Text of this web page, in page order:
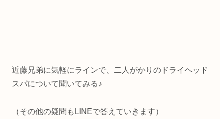
近藤兄弟に気軽にラインで、二人がかりのドライヘッド
スパについて聞いてみる♪
（その他の疑問もLINEで答えていきます）